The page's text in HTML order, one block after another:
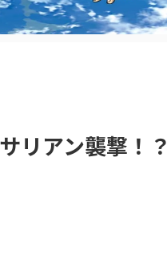
リアン襲撃！？